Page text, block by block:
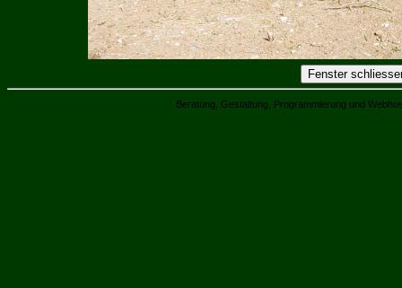
Beratung, Gestaltung, Programmierung und